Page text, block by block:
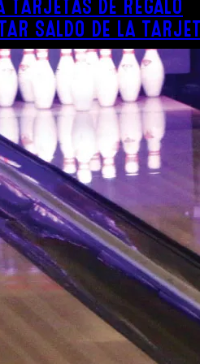
TARJETAS DE REGALO
SALDO DE LA
BAJO TECHO
AL AIRE LIBRE
PARRILLA
DE CUMPLEAÑOS